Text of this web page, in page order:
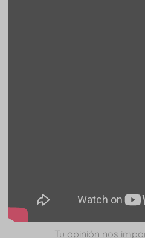
Tu opinión nos